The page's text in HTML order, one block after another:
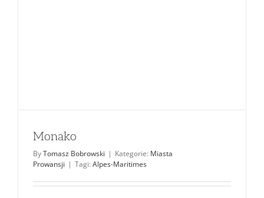
Monako
ByTomasz Bobrowski | Kategorie: Miasta
Prowansji | Tagi: Alpes-Maritimes